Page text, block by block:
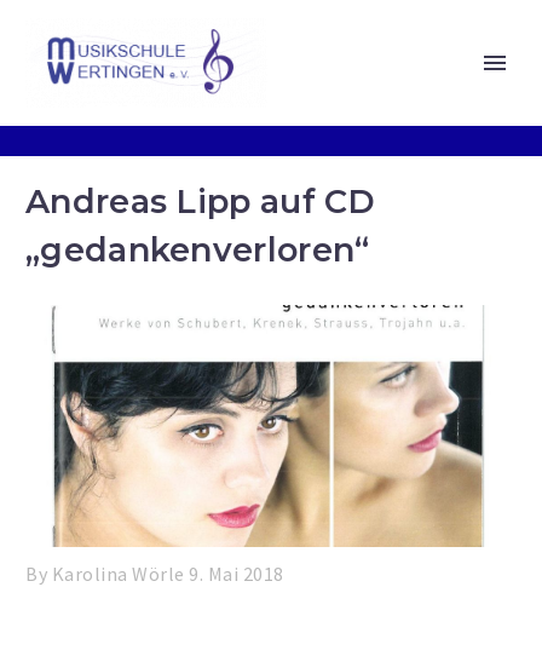
Andreas Lipp auf CD
„gedankenverloren“
By Karolina Wörle 9. Mai 2018